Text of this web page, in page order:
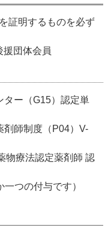
証明するものを必ず
援団体会員
ター（G15）認定単
剤師制度（P04）V-
物療法認定薬剤師 認
一つの付与です）